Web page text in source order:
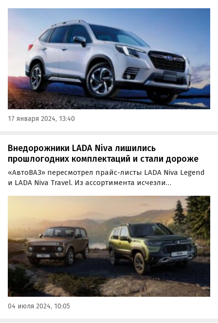
появились автомобили на 200 тысяч рублей…
17 января 2024, 13:40
Внедорожники LADA Niva лишились
прошлогодних комплектаций и стали дороже
«АвтоВАЗ» пересмотрел прайс-листы LADA Niva Legend
и LADA Niva Travel. Из ассортимента исчезли
минимальная стоимость классической «Нивы»
выросла на 19 тыс. рублей, а Niva Travel — сразу на 100
04 июля 2024, 10:05